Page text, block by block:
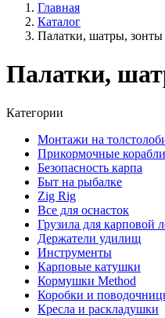
Главная
Каталог
Палатки, шатры, зонты
Палатки,
Категории
Монтажи на
Прикормочные
Безопасность карпа
Быт на рыбалке
Zig Rig
Все для оснасток
Грузила для карповой
Держатели удилищ
Инструменты
Карповые катушки
Кормушки Method
Коробки и
Кресла и раскладушки